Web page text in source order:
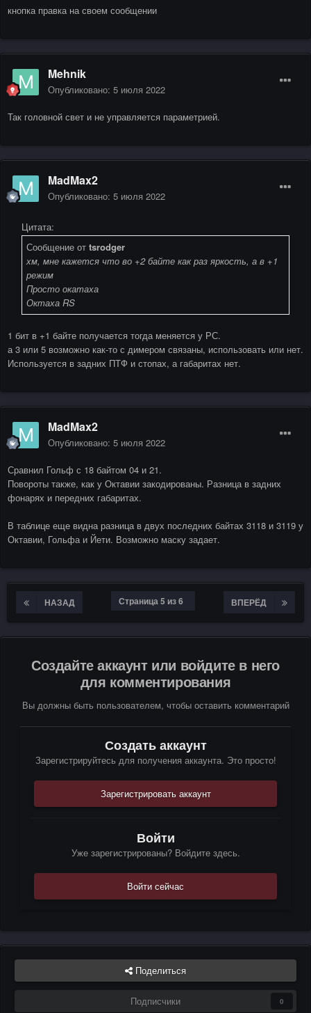
кнопка правка на своем сообщении
Mehnik
Опубликовано: 5 июля 2022
Так головной свет и не управляется параметрией.
MadMax2
Опубликовано: 5 июля 2022
Цитата:
Сообщение от tsrodger
хм, мне кажется что во +2 байте как раз яркость, а в +1
режим
Просто окатаха
Октаха RS
1 бит в +1 байте получается тогда меняется у РС.
а 3 или 5 возможно как-то с димером связаны, использовать или нет.
Используется в задних ПТФ и стопах, а габаритах нет.
MadMax2
Опубликовано: 5 июля 2022
Сравнил Гольф с 18 байтом 04 и 21.
Повороты также, как у Октавии закодированы. Разница в задних
фонарях и передних габаритах.
В таблице еще видна разница в двух последних байтах 3118 и 3119 у
Октавии, Гольфа и Йети. Возможно маску задает.
НАЗАД ВПЕРЁД
Страница 5 из 6
Создайте аккаунт или войдите в него
для комментирования
Вы должны быть пользователем, чтобы оставить комментарий
Создать аккаунт
Зарегистрируйтесь для получения аккаунта. Это просто!
Зарегистрировать аккаунт
Войти
Уже зарегистрированы? Войдите здесь.
Войти сейчас
Поделиться
Подписчики 0